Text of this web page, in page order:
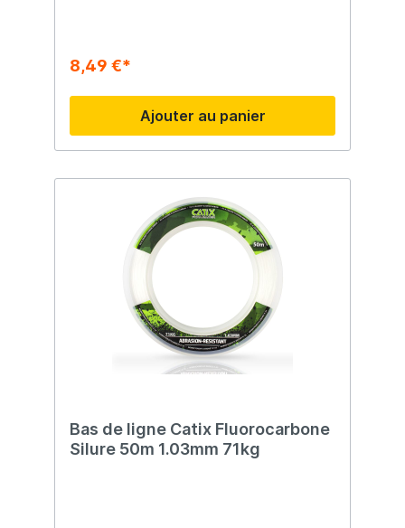
8,49 €*
Ajouter au panier
Bas de ligne Catix Fluorocarbone
Silure 50m 1.03mm 71kg